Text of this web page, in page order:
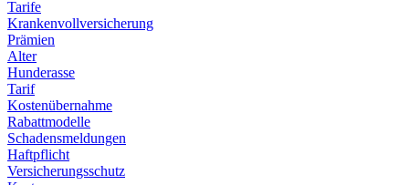
Tarife
Krankenvollversicherung
Prämien
Alter
Hunderasse
Tarif
Kostenübernahme
Rabattmodelle
Schadensmeldungen
Haftpflicht
Versicherungsschutz